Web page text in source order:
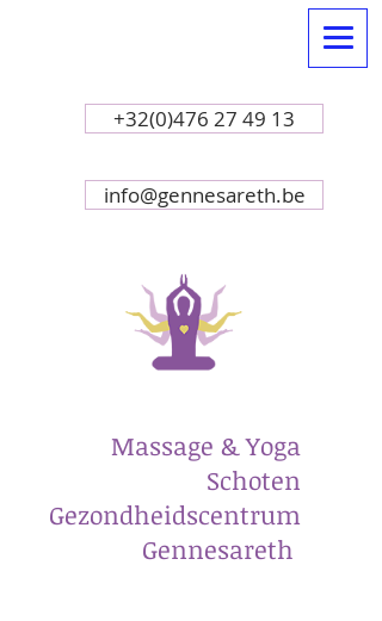
Massage & Yoga
Schoten
Gezondheidscentrum
​Gennesareth
+32(0)476 27 49 13
info@gennesareth.be